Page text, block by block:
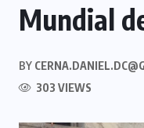
Mundial
BY
303 VIEWS